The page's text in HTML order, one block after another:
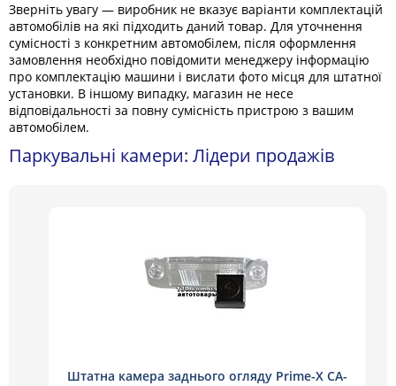
Зверніть увагу — виробник не вказує варіанти комплектацій
автомобілів на які підходить даний товар. Для уточнення
сумісності з конкретним автомобілем, після оформлення
замовлення необхідно повідомити менеджеру інформацію
про комплектацію машини і вислати фото місця для штатної
установки. В іншому випадку, магазин не несе
відповідальності за повну сумісність пристрою з вашим
автомобілем.
Паркувальні камери: Лідери продажів
Штатна камера заднього огляду Prime-X CA-